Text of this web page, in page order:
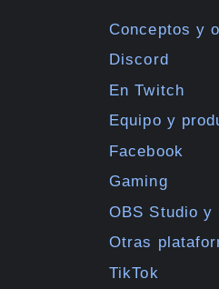
Conceptos y
Discord
En Twitch
Equipo y
Facebook
Gaming
OBS Studio y
Otras
TikTok